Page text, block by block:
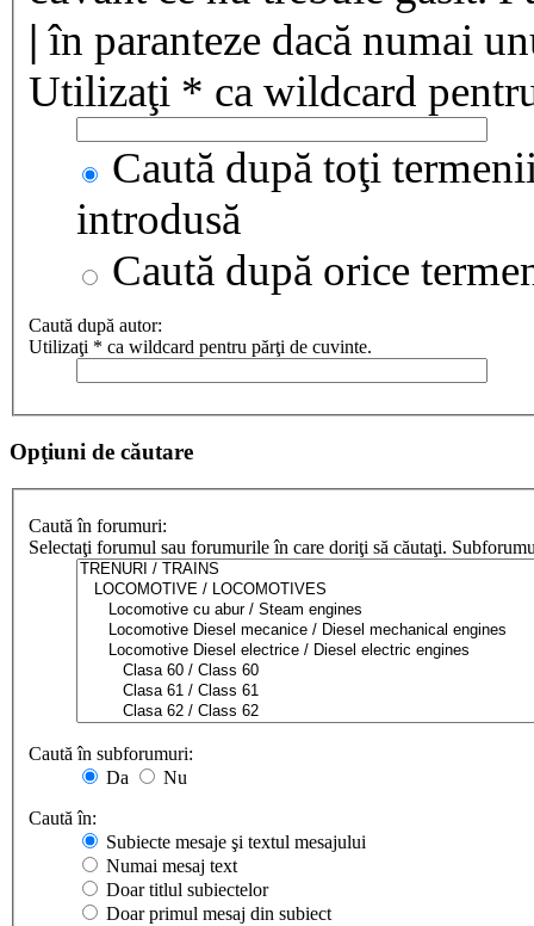
| în paranteze dacă numai
Utilizaţi * ca wildcard
Caută după toţi
introdusă
Caută după orice
Caută după autor:
Utilizaţi * ca wildcard pentru părţi de cuvinte.
Opţiuni de căutare
Caută în forumuri:
Selectaţi forumul sau forumurile în care doriţi să căutaţi.
Caută în subforumuri:
Da
Nu
Caută în:
Subiecte mesaje şi textul mesajului
Numai mesaj text
Doar titlul subiectelor
Doar primul mesaj din subiect